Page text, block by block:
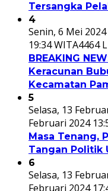
Tersangka
4
Senin, 6 Mei
19:34 WITA4464
BREAKING
Keracunan
Kecamatan
5
Selasa, 13
Februari 2024
Masa Tenang,
Tangan Politik
6
Selasa, 13
Februari 2024